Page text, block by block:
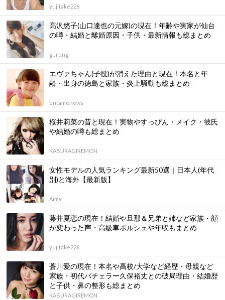
yujitake226
高沢悠子(山口達也の元嫁)の現在！年齢や実家が仙台
の噂・結婚と離婚原因・子供・最新情報も総まとめ
gurung
エヴァちゃん(子役)が消えた理由と現在！本名と年
齢・出身の徳島と家族・炎上騒動も総まとめ
entamenews
桜井莉菜の昔と現在！実物やすっぴん・メイク・彼氏
や結婚の噂も総まとめ
KABURAGIREMON
女性モデルの人気ランキング最新50選｜日本人(年代
別)と海外【最新版】
Aimy
藤井夏恋の現在！結婚や旦那＆兄弟と姉など家族・顔
が変わった声・高級車ポルシェや年収もまとめ
yujitake226
蒼川愛の現在！本名や高校/大学など経歴・母親など
家族・初代バチェラー久保裕丈との破局理由・結婚歴
と子供・鼻の整形も総まとめ
KABURAGIREMON